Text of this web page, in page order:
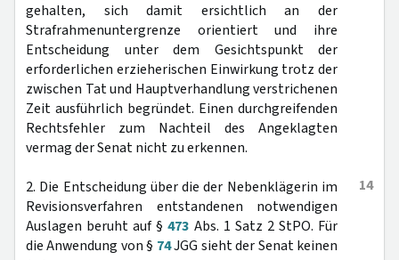
gehalten, sich damit ersichtlich an der
Strafrahmenuntergrenze orientiert und ihre
Entscheidung unter dem Gesichtspunkt der
erforderlichen erzieherischen Einwirkung trotz der
zwischen Tat und Hauptverhandlung verstrichenen
Zeit ausführlich begründet. Einen durchgreifenden
Rechtsfehler zum Nachteil des Angeklagten
vermag der Senat nicht zu erkennen.
14
2. Die Entscheidung über die der Nebenklägerin im
Revisionsverfahren entstandenen notwendigen
Auslagen beruht auf §473 Abs. 1 Satz 2 StPO. Für
die Anwendung von § 74JGG sieht der Senat keinen